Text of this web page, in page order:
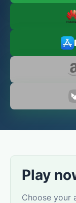
Play
Choose your